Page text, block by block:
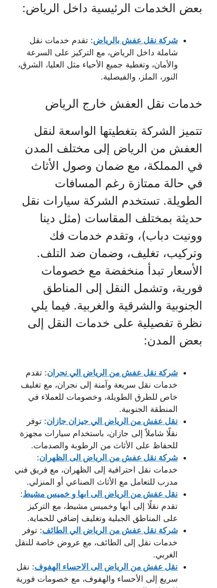
بعض الخدمات الرئيسية داخل الرياض:
شركة نقل عفش بالرياض: تقدم خدمات نقل
شاملة داخل الرياض، مع التركيز على السرعة
والأمان، وتغطية جميع الأحياء مثل العليا، الشرق،
النور، الملز، والفيصلية.
خدمات نقل العفش خارج الرياض
تتميز الشركة بتغطيتها الواسعة لنقل
العفش من الرياض إلى مختلف المدن
في المملكة، مع ضمان وصول الأثاث
في حالة ممتازة رغم المسافات
الطويلة. تستخدم الشركة سيارات نقل
حديثة بمختلف المقاسات (مثل دينا
وونيت دباب)، وتقدم خدمات فك
وتركيب، تغليف، وضمان ضد التلف.
الأسعار تبدأ منخفضة مع خصومات
فورية، وتشمل النقل إلى المناطق
الجنوبية والشرقية والغربية. فيما يلي
نظرة تفصيلية على خدمات النقل إلى
بعض المدن:
شركة نقل عفش من الرياض الي نجران: تقدم
خدمات نقل سريعة وآمنة إلى نجران، مع تغليف
خاص للطرق الطويلة، وخصومات للعملاء في
المنطقة الجنوبية.
نقل عفش من الرياض الي جيزان جازان: توفر
نقلًا شاملاً إلى جازان، باستخدام سيارات مجهزة
للحفاظ على الأثاث من الرطوبة والصدمات.
شركة نقل عفش من الرياض الى الظهران:
خدمات نقل احترافية إلى الظهران، مع فريق فني
مدرب للتعامل مع الأثاث الصناعي أو المنزلي.
نقل عفش من الرياض الى ابها و خميس مشيط:
تقدم نقلًا إلى أبها وخميس مشيط، مع التركيز
على المناطق الجبلية وتغليف إضافي للحماية.
شركة نقل عفش من الرياض الي الطائف: توفر
خدمات نقل إلى الطائف، مع عروض خاصة للنقل
الغربي.
نقل عفش من الرياض الى الاحساء الهفوف: نقل
سريع إلى الأحساء والهفوف، مع خصومات فورية